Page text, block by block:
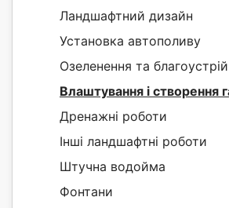
Ландшафтний дизайн
Установка автополиву
Озеленення та благоустрій
Влаштування і створення
Дренажні роботи
Інші ландшафтні роботи
Штучна водойма
Фонтани